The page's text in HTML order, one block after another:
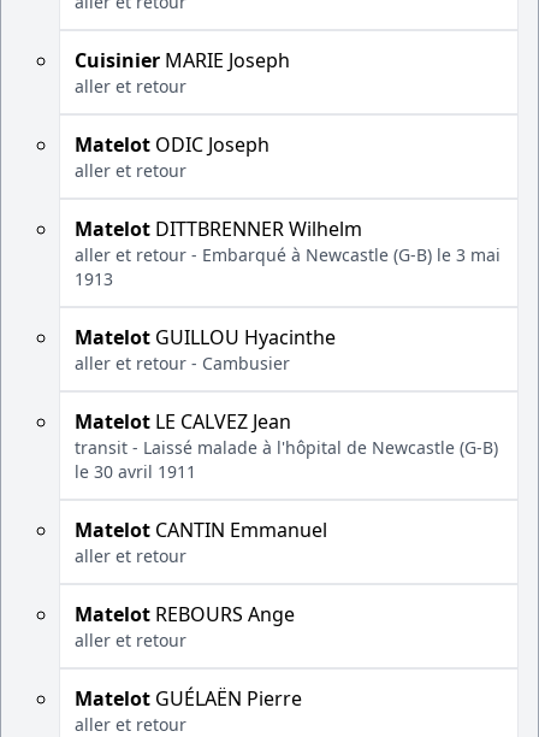
Cuisinier MARIE Joseph
aller et retour
Matelot ODIC Joseph
aller et retour
Matelot DITTBRENNER Wilhelm
aller et retour - Embarqué à Newcastle (G-B) le 3 mai
1913
Matelot GUILLOU Hyacinthe
aller et retour - Cambusier
Matelot LE CALVEZ Jean
transit - Laissé malade à l'hôpital de Newcastle (G-B)
le 30 avril 1911
Matelot CANTIN Emmanuel
aller et retour
Matelot REBOURS Ange
aller et retour
Matelot GUÉLAËN Pierre
aller et retour